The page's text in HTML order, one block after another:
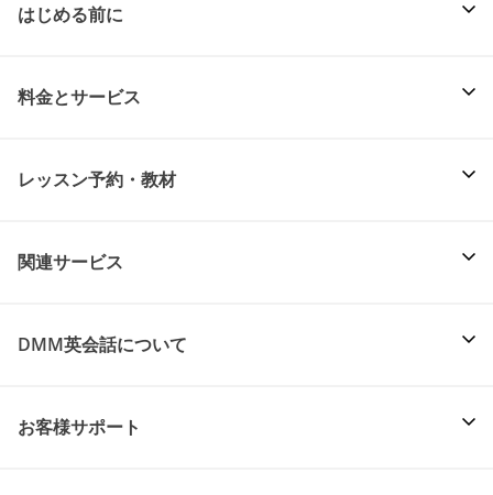
はじめる前に
料金とサービス
レッスン予約・教材
関連サービス
DMM英会話について
お客様サポート